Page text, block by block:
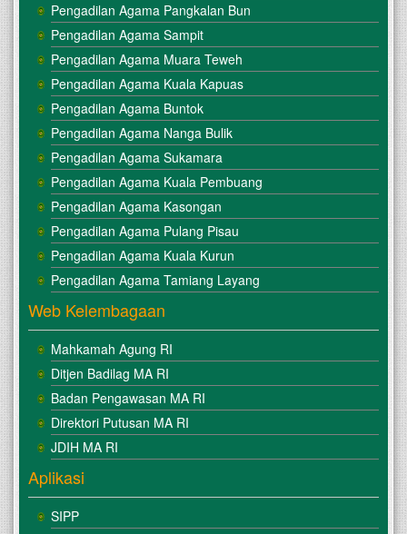
Pengadilan Agama Pangkalan Bun
Pengadilan Agama Sampit
Pengadilan Agama Muara Teweh
Pengadilan Agama Kuala Kapuas
Pengadilan Agama Buntok
Pengadilan Agama Nanga Bulik
Pengadilan Agama Sukamara
Pengadilan Agama Kuala Pembuang
Pengadilan Agama Kasongan
Pengadilan Agama Pulang Pisau
Pengadilan Agama Kuala Kurun
Pengadilan Agama Tamiang Layang
Web Kelembagaan
Mahkamah Agung RI
Ditjen Badilag MA RI
Badan Pengawasan MA RI
Direktori Putusan MA RI
JDIH MA RI
Aplikasi
SIPP